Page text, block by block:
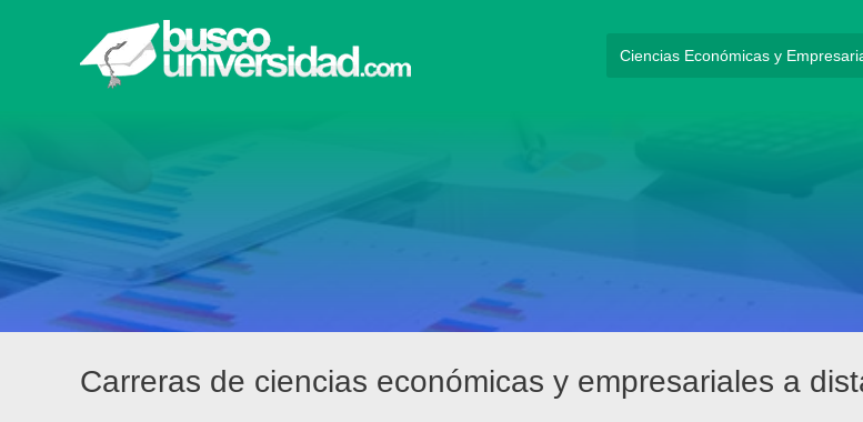
Carreras de ciencias económicas y empresariales a